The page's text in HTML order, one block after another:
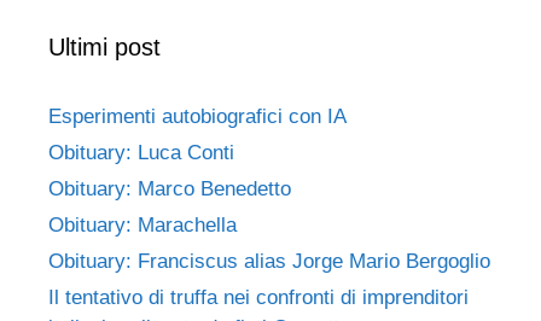
Ultimi post
Esperimenti autobiografici con IA
Obituary: Luca Conti
Obituary: Marco Benedetto
Obituary: Marachella
Obituary: Franciscus alias Jorge Mario Bergoglio
Il tentativo di truffa nei confronti di imprenditori